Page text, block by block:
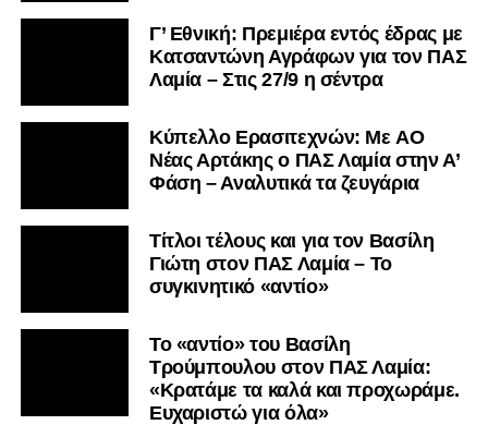
Γ’ Εθνική: Πρεμιέρα εντός έδρας με
Κατσαντώνη Αγράφων για τον ΠΑΣ
Λαμία – Στις 27/9 η σέντρα
Kύπελλο Ερασιτεχνών: Με AO
Nέας Αρτάκης ο ΠΑΣ Λαμία στην Α’
Φάση – Αναλυτικά τα ζευγάρια
Τίτλοι τέλους και για τον Βασίλη
Γιώτη στον ΠΑΣ Λαμία – Το
συγκινητικό «αντίο»
Το «αντίο» του Βασίλη
Τρούμπουλου στον ΠΑΣ Λαμία:
«Κρατάμε τα καλά και προχωράμε.
Ευχαριστώ για όλα»